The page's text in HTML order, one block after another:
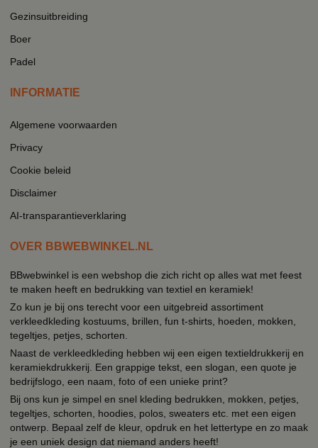
Gezinsuitbreiding
Boer
Padel
INFORMATIE
Algemene voorwaarden
Privacy
Cookie beleid
Disclaimer
AI-transparantieverklaring
OVER BBWEBWINKEL.NL
BBwebwinkel is een webshop die zich richt op alles wat met feest
te maken heeft en bedrukking van textiel en keramiek!
Zo kun je bij ons terecht voor een uitgebreid assortiment
verkleedkleding kostuums, brillen, fun t-shirts, hoeden, mokken,
tegeltjes, petjes, schorten.
Naast de verkleedkleding hebben wij een eigen textieldrukkerij en
keramiekdrukkerij. Een grappige tekst, een slogan, een quote je
bedrijfslogo, een naam, foto of een unieke print?
Bij ons kun je simpel en snel kleding bedrukken, mokken, petjes,
tegeltjes, schorten, hoodies, polos, sweaters etc. met een eigen
ontwerp. Bepaal zelf de kleur, opdruk en het lettertype en zo maak
je een uniek design dat niemand anders heeft!